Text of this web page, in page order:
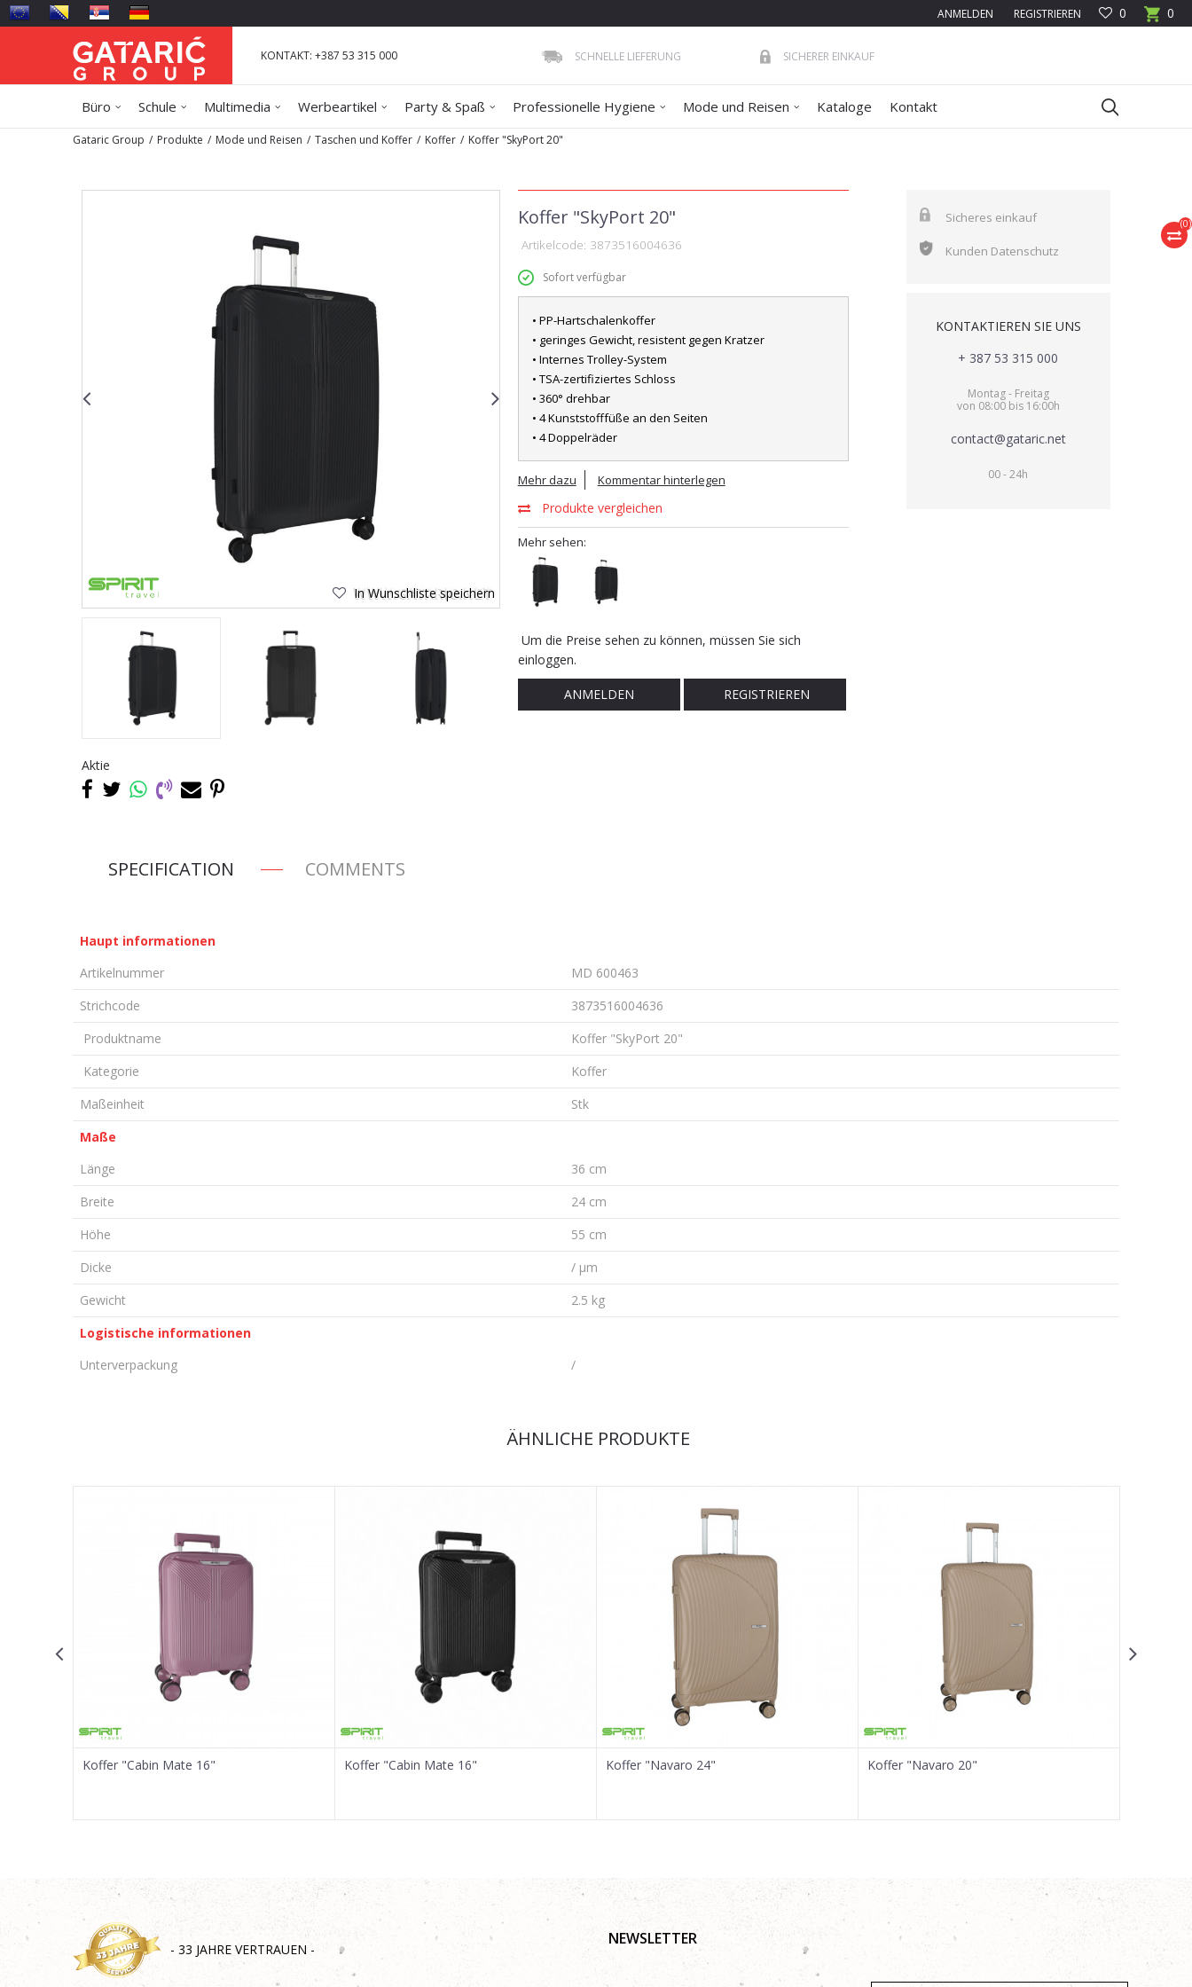
0
0
ANMELDEN REGISTRIEREN
KONTAKT: +387 53 315 000 SCHNELLE LIEFERUNG SICHERER EINKAUF
Büro Schule Multimedia Werbeartikel Party & Spaß Professionelle Hygiene Mode und Reisen Kataloge Kontakt
(0)
Gataric Group Produkte Mode und Reisen Taschen und Koffer Koffer Koffer "SkyPort 20"
In Wunschliste speichern
Aktie
Koffer "SkyPort 20"
Artikelcode: 3873516004636
Sofort verfügbar
• PP-Hartschalenkoffer
• geringes Gewicht, resistent gegen Kratzer
• Internes Trolley-System
• TSA-zertifiziertes Schloss
• 360° drehbar
• 4 Kunststofffüße an den Seiten
• 4 Doppelräder
Mehr dazu Kommentar hinterlegen
Produkte vergleichen
Mehr sehen:
Um die Preise sehen zu können, müssen Sie sich
einloggen.
ANMELDEN REGISTRIEREN
Sicheres einkauf
Kunden Datenschutz
KONTAKTIEREN SIE UNS
+ 387 53 315 000
Montag - Freitag
von 08:00 bis 16:00h
contact@gataric.net
00 - 24h
SPECIFICATION COMMENTS
Haupt informationen
Artikelnummer
MD 600463
Strichcode
3873516004636
Produktname
Koffer "SkyPort 20"
Kategorie
Koffer
Maßeinheit
Stk
Maße
Länge
36 cm
Breite
24 cm
Höhe
55 cm
Dicke
/ µm
Gewicht
2.5 kg
Logistische informationen
Unterverpackung
/
ÄHNLICHE PRODUKTE
Koffer "Cabin Mate 16" Koffer "Cabin Mate 16" Koffer "Navaro 24" Koffer "Navaro 20"
- 33 JAHRE VERTRAUEN -
NEWSLETTER